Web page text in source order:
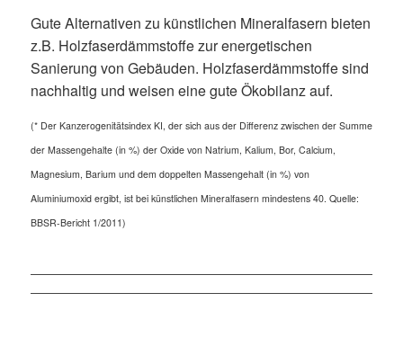
Gute Alternativen zu künstlichen Mineralfasern bieten
z.B. Holzfaserdämmstoffe zur energetischen
Sanierung von Gebäuden. Holzfaserdämmstoffe sind
nachhaltig und weisen eine gute Ökobilanz auf.
(* Der Kanzerogenitätsindex KI, der sich aus der Differenz zwischen der Summe
der Massengehalte (in %) der Oxide von Natrium, Kalium, Bor, Calcium,
Magnesium, Barium und dem doppelten Massengehalt (in %) von
Aluminiumoxid ergibt, ist bei künstlichen Mineralfasern mindestens 40. Quelle:
BBSR-Bericht 1/2011)